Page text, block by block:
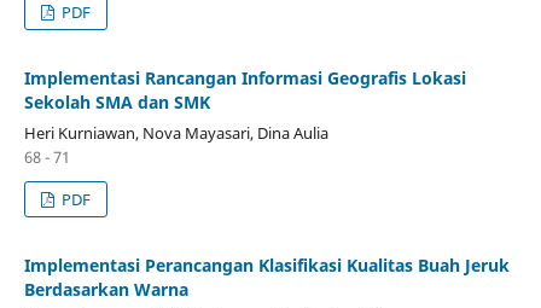
PDF
Implementasi Rancangan Informasi Geografis Lokasi
Sekolah SMA dan SMK
Heri Kurniawan, Nova Mayasari, Dina Aulia
68 - 71
PDF
Implementasi Perancangan Klasifikasi Kualitas Buah Jeruk
Berdasarkan Warna